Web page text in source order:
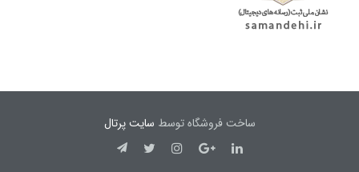
ساخت فروشگاه توسط سایت پرتال